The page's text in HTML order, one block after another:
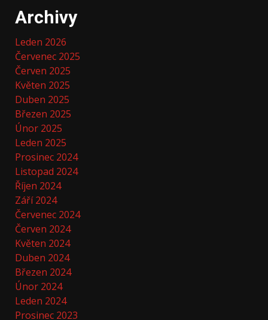
Archivy
Leden 2026
Červenec 2025
Červen 2025
Květen 2025
Duben 2025
Březen 2025
Únor 2025
Leden 2025
Prosinec 2024
Listopad 2024
Říjen 2024
Září 2024
Červenec 2024
Červen 2024
Květen 2024
Duben 2024
Březen 2024
Únor 2024
Leden 2024
Prosinec 2023